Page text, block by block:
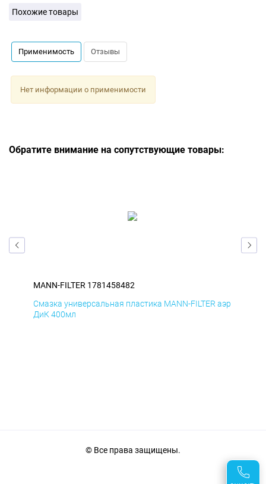
Похожие товары
Применимость Отзывы
Нет информации о применимости
Обратите внимание на сопутствующие товары:
MANN-FILTER 1781458482
Смазка универсальная пластика MANN-FILTER аэр
ДиК 400мл
© Все права защищены.